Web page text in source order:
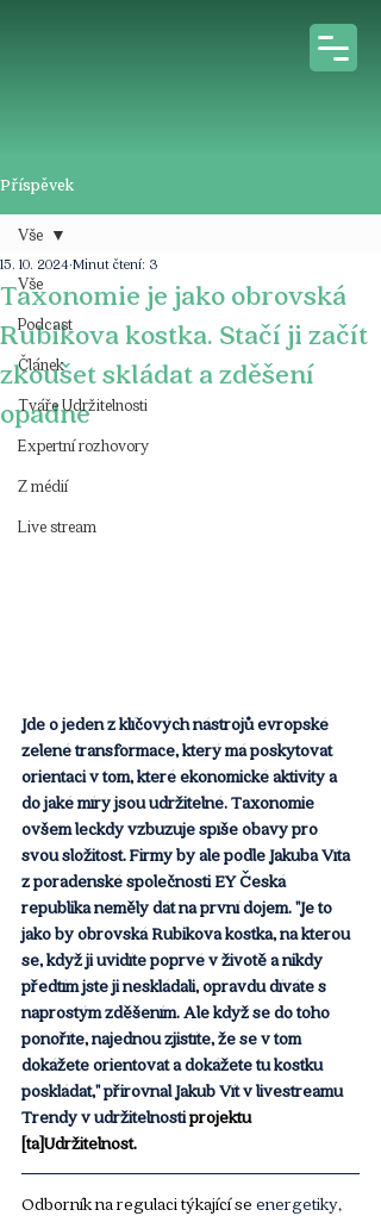
Příspěvek
Vše
Podcast
Článek
Tváře Udržitelnosti
Expertní rozhovory
Z médií
Live stream
Vše
Taxonomie je jako obrovská
Rubikova kostka. Stačí ji začít
zkoušet skládat a zděšení
opadne
15. 10. 2024 Minut čtení: 3
Jde o jeden z klíčových nástrojů evropské
zelené transformace, který má poskytovat
orientaci v tom, které ekonomické aktivity a
do jaké míry jsou udržitelné. Taxonomie
ovšem leckdy vzbuzuje spíše obavy pro
svou složitost. Firmy by ale podle Jakuba Víta
z poradenské společnosti EY Česká
republika neměly dát na první dojem. "Je to
jako by obrovská Rubikova kostka, na kterou
se, když ji uvidíte poprvé v životě a nikdy
předtím jste ji neskládali, opravdu díváte s
naprostým zděšením. Ale když se do toho
ponoříte, najednou zjistíte, že se v tom
dokážete orientovat a dokážete tu kostku
poskládat," přirovnal Jakub Vít v livestreamu
Trendy v udržitelnosti projektu
[ta]Udržitelnost.
Odborník na regulaci týkající se energetiky,